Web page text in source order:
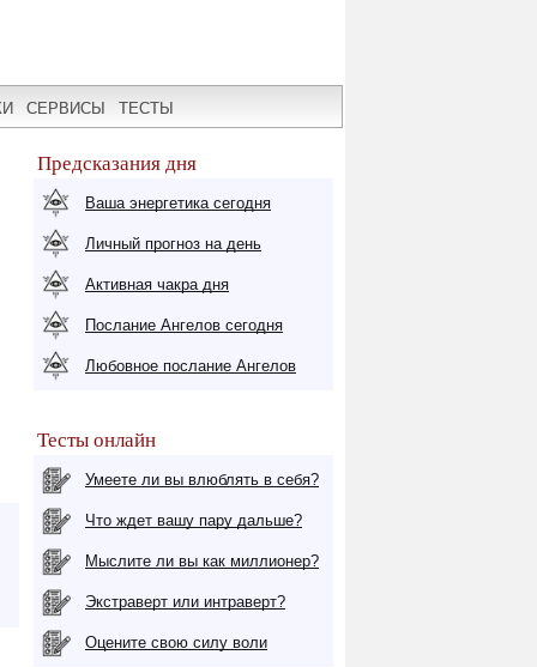
СЕРВИСЫ ТЕСТЫ
Предсказания дня
Ваша энергетика сегодня
Личный прогноз на день
Активная чакра дня
Послание Ангелов сегодня
Любовное послание Ангелов
Тесты онлайн
Умеете ли вы влюблять в себя?
Что ждет вашу пару дальше?
Мыслите ли вы как миллионер?
Экстраверт или интраверт?
Оцените свою силу воли